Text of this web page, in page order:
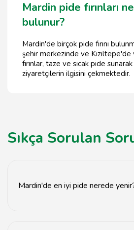
Mardin pide fırınları
bulunur?
Mardin'de birçok pide fırını
şehir merkezinde ve Kızıltepe'de
fırınlar, taze ve sıcak pide
ziyaretçilerin ilgisini çekmektedir.
Sıkça Sorulan
Mardin'de en iyi pide nerede